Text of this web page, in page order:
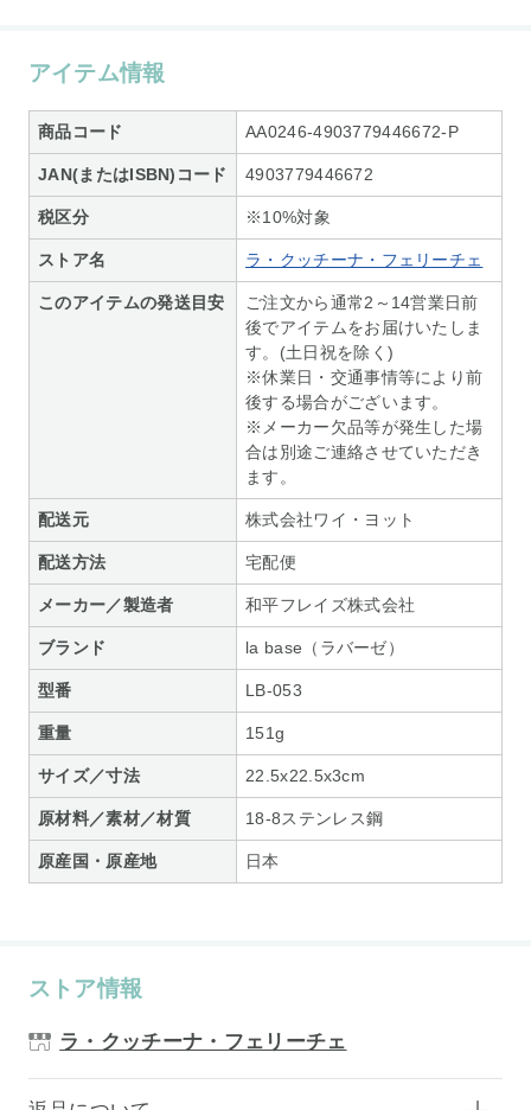
アイテム情報
商品コード AA0246-4903779446672-P
JAN(またはISBN)コード 4903779446672
税区分 ※10%対象
ストア名 ラ・クッチーナ・フェリーチェ
このアイテムの発送目安
ご注文から通常2～14営業日前
後でアイテムをお届けいたしま
す。(土日祝を除く)
※休業日・交通事情等により前
後する場合がございます。
※メーカー欠品等が発生した場
合は別途ご連絡させていただき
ます。
配送元 株式会社ワイ・ヨット
配送方法 宅配便
メーカー／製造者 和平フレイズ株式会社
ブランド la base（ラバーゼ）
型番 LB-053
重量 151g
サイズ／寸法 22.5x22.5x3cm
原材料／素材／材質 18-8ステンレス鋼
原産国・原産地 日本
ストア情報
ラ・クッチーナ・フェリーチェ